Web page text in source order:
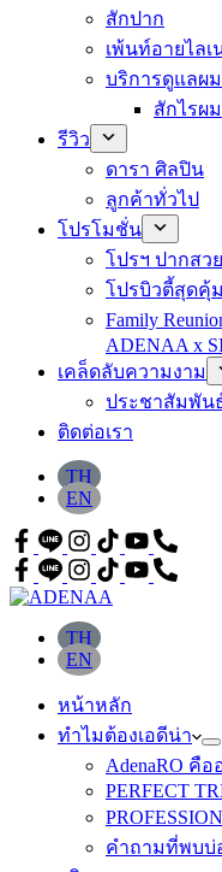
สักปาก
เพ้นท์อายไลเ
บริการดูแลผม
สักไรผม
รีวิว
ดารา ศิลปิน
ลูกค้าทั่วไป
โปรโมชั่น
โปรฯ ปากสว
โปรบิวตี้สุดคุ้
Family
ADENAA x
เคล็ดลับความงาม
ประชาสัมพัน
ติดต่อเรา
TH
EN
TH
EN
หน้าหลัก
ทำไมต้องเอดีน่า
AdenaRO คือ
PERFECT
คำถามที่พบบ่